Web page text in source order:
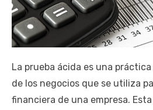
La prueba ácida es una
de los negocios que se utiliza
financiera de una empresa.